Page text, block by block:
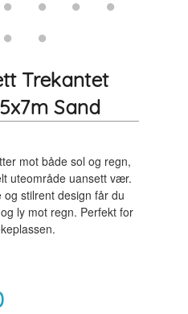
Trekantet
Sand
mot både sol og regn,
uteområde uansett vær.
stilrent design får du
ly mot regn. Perfekt for